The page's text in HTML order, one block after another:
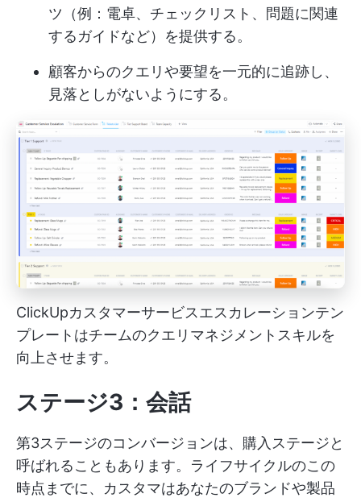
ツ（例：電卓、チェックリスト、問題に関連
するガイドなど）を提供する。
顧客からのクエリや要望を一元的に追跡し、
見落としがないようにする。
ClickUpカスタマーサービスエスカレーションテン
プレートはチームのクエリマネジメントスキルを
向上させます。
ステージ3：会話
第3ステージのコンバージョンは、購入ステージと
呼ばれることもあります。ライフサイクルのこの
時点までに、カスタマはあなたのブランドや製品